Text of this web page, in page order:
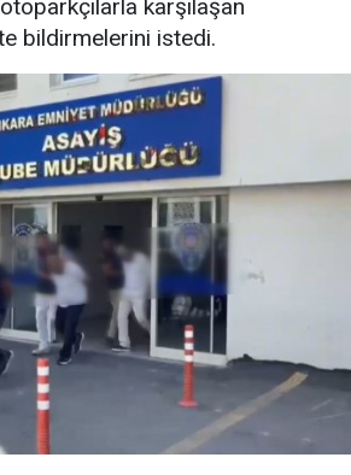
karşılaşan
bildirmelerini istedi.